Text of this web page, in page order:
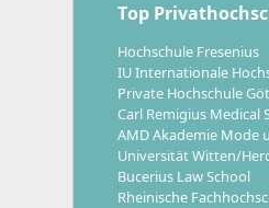
Mit dem
meisten
von drei
Top
Hochschule Fresenius
IU Internationale
Private Hochschule
Carl Remigius Medical
AMD Akademie Mode
Universität Witten/
Bucerius Law School
Rheinische